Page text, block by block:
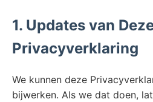
1. Updates van
Privacyverklaring
We kunnen deze
bijwerken. Als we dat doen,